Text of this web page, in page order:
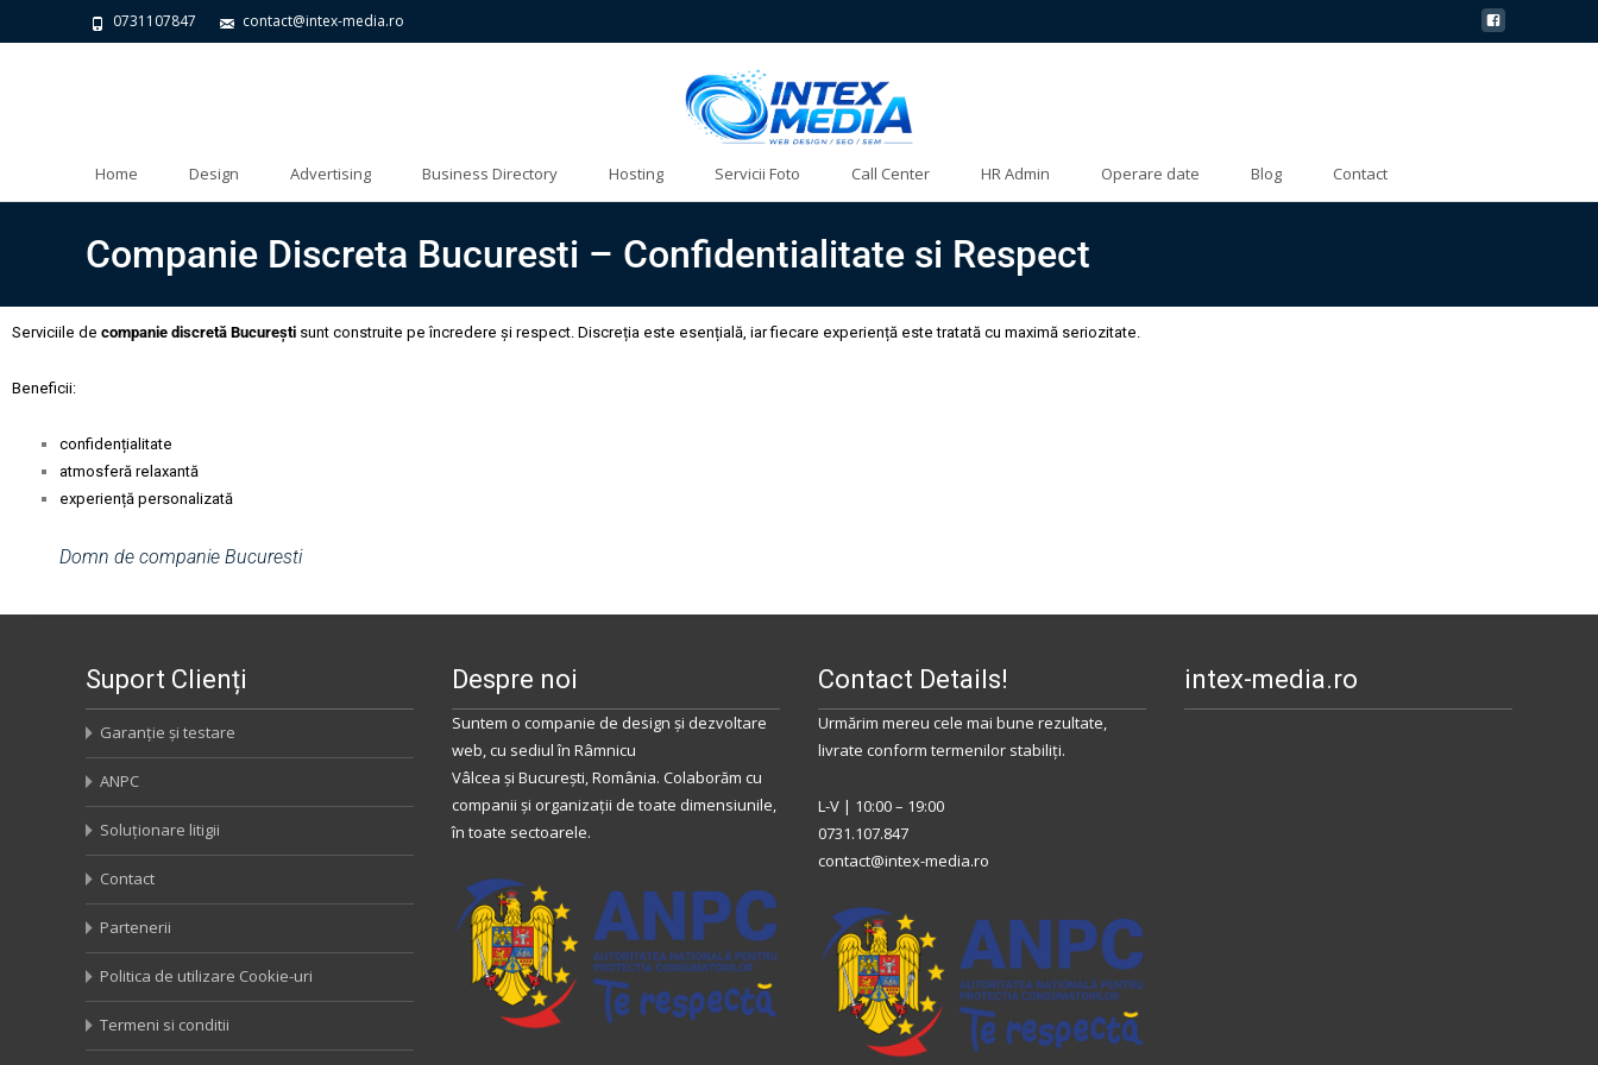
0731107847 contact@intex-media.ro
Home Design Advertising Business Directory Hosting Servicii Foto Call Center HR Admin Operare date Blog Contact
Companie Discreta Bucuresti – Confidentialitate si Respect
Serviciile de companie discretă București sunt construite pe încredere și respect. Discreția este esențială, iar fiecare experiență este tratată cu maximă seriozitate.
Beneficii:
confidențialitate
atmosferă relaxantă
experiență personalizată
Domn de companie Bucuresti
Suport Clienți
Garanție și testare
ANPC
Soluționare litigii
Contact
Partenerii
Politica de utilizare Cookie-uri
Termeni si conditii
Despre noi
Suntem o companie de design și dezvoltare
web, cu sediulîn Râmnicu
Vâlcea și București,România. Colaborăm cu
companii și organizații de toate dimensiunile,
în toate sectoarele.
Contact Details!
Urmărim mereu cele mai bune rezultate,
livrate conform termenilor stabiliţi.
L-V | 10:00 – 19:00
0731.107.847
contact@intex-media.ro
intex-media.ro